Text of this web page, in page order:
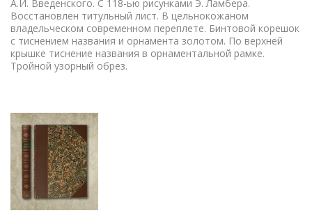
А.И. Введенского. С 118-ью рисунками Э. Ламбера.
Восстановлен титульный лист. В цельнокожаном
владельческом современном переплете. Бинтовой корешок
с тиснением названия и орнамента золотом. По верхней
крышке тиснение названия в орнаментальной рамке.
Тройной узорный обрез.